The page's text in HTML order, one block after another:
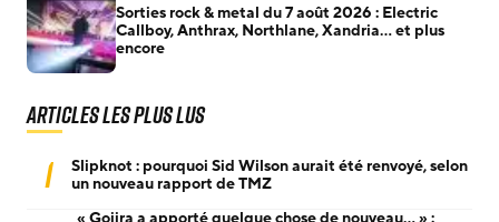
Sorties rock & metal du 7 août 2026 : Electric
Callboy, Anthrax, Northlane, Xandria… et plus
encore
Articles les plus lus
1
Slipknot : pourquoi Sid Wilson aurait été renvoyé, selon
un nouveau rapport de TMZ
« Gojira a apporté quelque chose de nouveau… » :